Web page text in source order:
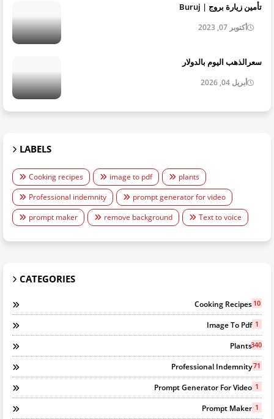
تأمين زيارة بروج | Buruj
أكتوبر 07, 2023
سعرالذهب اليوم بالدولار
أبريل 04, 2026
LABELS
Cooking recipes image to pdf
plants
Professional indemnity
prompt generator for video
prompt maker
remove background Text to voice
CATEGORIES
Cooking Recipes 10
Image To Pdf 1
Plants340
Professional Indemnity71
Prompt Generator For Video 1
Prompt Maker 1